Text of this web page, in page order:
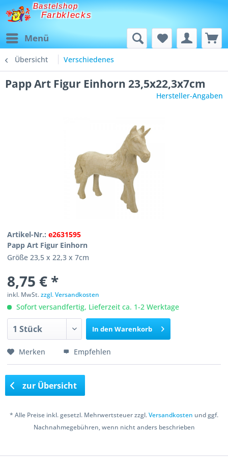
Bastelshop
Farbklecks
Menü
Übersicht Verschiedenes
Papp Art Figur Einhorn 23,5x22,3x7cm
Hersteller-Angaben
Artikel-Nr.:e2631595
Papp Art Figur Einhorn
Größe 23,5 x 22,3 x 7cm
8,75 € *
inkl. MwSt.zzgl. Versandkosten
Sofort versandfertig, Lieferzeit ca. 1-2 Werktage
In den Warenkorb
Merken Empfehlen
zur Übersicht
* Alle Preise inkl. gesetzl. Mehrwertsteuer zzgl.Versandkosten und ggf.
Nachnahmegebühren, wenn nicht anders beschrieben